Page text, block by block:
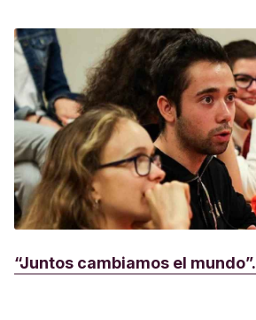
“Juntos cambiamos el mundo”.